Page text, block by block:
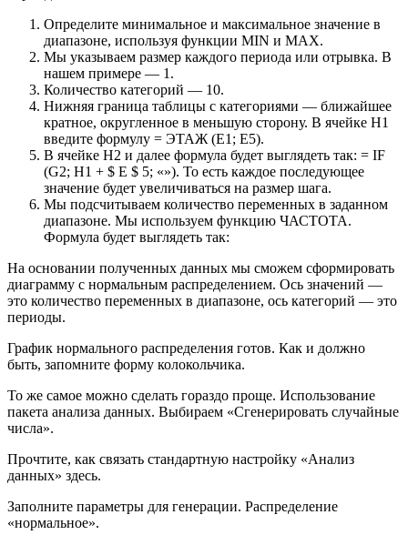
Определите минимальное и максимальное значение в
диапазоне, используя функции MIN и MAX.
Мы указываем размер каждого периода или отрывка. В
нашем примере — 1.
Количество категорий — 10.
Нижняя граница таблицы с категориями — ближайшее
кратное, округленное в меньшую сторону. В ячейке H1
введите формулу = ЭТАЖ (E1; E5).
В ячейке H2 и далее формула будет выглядеть так: = IF
(G2; H1 + $ E $ 5; «»). То есть каждое последующее
значение будет увеличиваться на размер шага.
Мы подсчитываем количество переменных в заданном
диапазоне. Мы используем функцию ЧАСТОТА.
Формула будет выглядеть так:
На основании полученных данных мы сможем сформировать
диаграмму с нормальным распределением. Ось значений —
это количество переменных в диапазоне, ось категорий — это
периоды.
График нормального распределения готов. Как и должно
быть, запомните форму колокольчика.
То же самое можно сделать гораздо проще. Использование
пакета анализа данных. Выбираем «Сгенерировать случайные
числа».
Прочтите, как связать стандартную настройку «Анализ
данных» здесь.
Заполните параметры для генерации. Распределение
«нормальное».